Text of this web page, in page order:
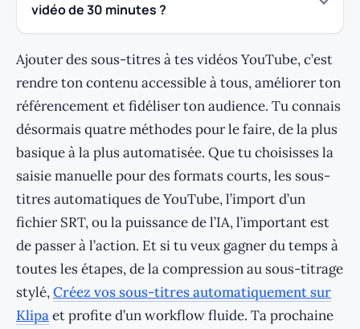
vidéo de 30 minutes ?
Ajouter des sous-titres à tes vidéos YouTube, c’est
rendre ton contenu accessible à tous, améliorer ton
référencement et fidéliser ton audience. Tu connais
désormais quatre méthodes pour le faire, de la plus
basique à la plus automatisée. Que tu choisisses la
saisie manuelle pour des formats courts, les sous-
titres automatiques de YouTube, l’import d’un
fichier SRT, ou la puissance de l’IA, l’important est
de passer à l’action. Et si tu veux gagner du temps à
toutes les étapes, de la compression au sous-titrage
stylé,Créez vos sous-titres automatiquement sur
Klipaet profite d’un workflow fluide. Ta prochaine